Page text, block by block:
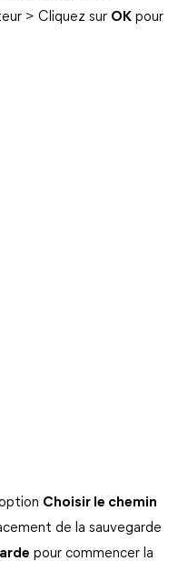
> Cliquez sur OK pour
Choisir le chemin
de la sauvegarde
pour commencer la